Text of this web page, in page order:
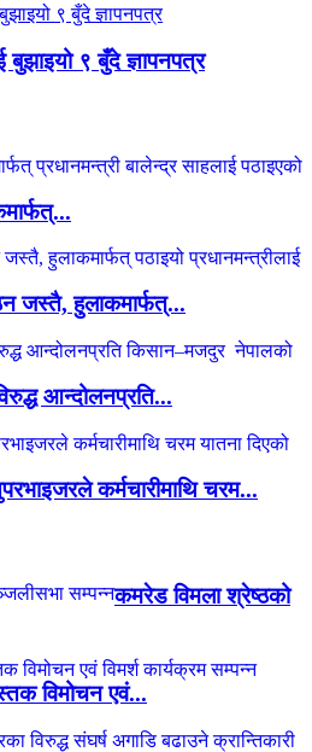
९ बुँदे ज्ञापनपत्र
जस्तै, हुलाकमार्फत्...
आन्दोलनप्रति...
कर्मचारीमाथि चरम...
कमरेड विमला श्रेष्ठको
विमोचन एवं...